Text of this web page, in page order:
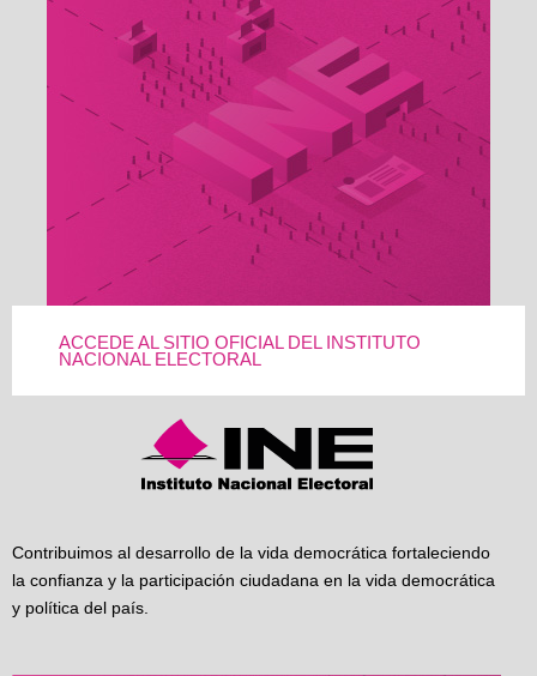
ACCEDE AL SITIO OFICIAL DEL INSTITUTO
NACIONAL ELECTORAL
Contribuimos al desarrollo de la vida democrática fortaleciendo
la confianza y la participación ciudadana en la vida democrática
y política del país.